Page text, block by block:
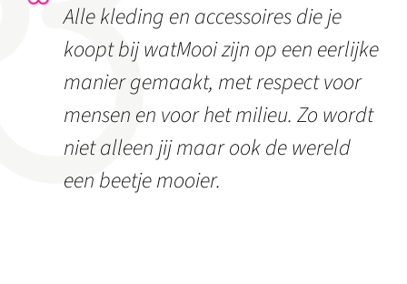
Alle kleding en accessoires die je
koopt bij watMooi zijn op een eerlijke
manier gemaakt, met respect voor
mensen en voor het milieu. Zo wordt
niet alleen jij maar ook de wereld
een beetje mooier.